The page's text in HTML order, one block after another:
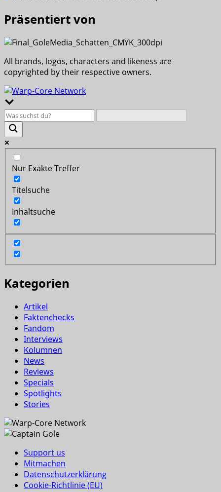
Präsentiert von
All brands, logos, characters and likeness are
copyrighted by their respective owners.
Nur Exakte Treffer
Titelsuche
Inhaltsuche
Kategorien
Artikel
Faktenchecks
Fandom
Interviews
Kolumnen
News
Reviews
Specials
Spotlights
Stories
Support us
Mitmachen
Datenschutzerklärung
Cookie-Richtlinie (EU)